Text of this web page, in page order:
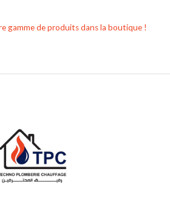
gamme de produits dans la boutique !